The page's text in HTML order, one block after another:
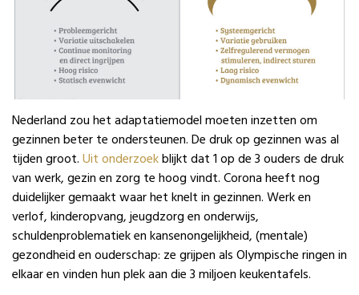
Nederland zou het adaptatiemodel moeten inzetten om
gezinnen beter te ondersteunen. De druk op gezinnen was al
tijden groot.Uit onderzoekblijkt dat 1 op de 3 ouders de druk
van werk, gezin en zorg te hoog vindt. Corona heeft nog
duidelijker gemaakt waar het knelt in gezinnen. Werk en
verlof, kinderopvang, jeugdzorg en onderwijs,
schuldenproblematiek en kansenongelijkheid, (mentale)
gezondheid en ouderschap: ze grijpen als Olympische ringen in
elkaar en vinden hun plek aan die 3 miljoen keukentafels.